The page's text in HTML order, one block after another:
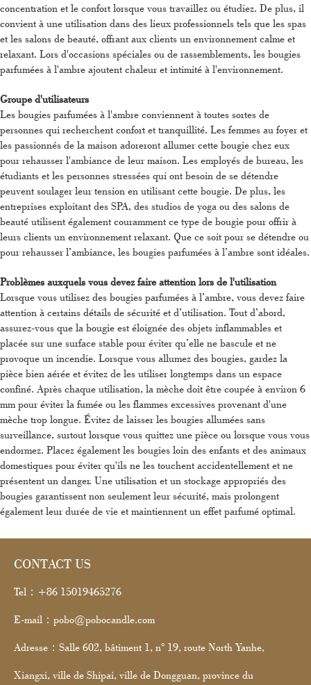
concentration et le confort lorsque vous travaillez ou étudiez. De plus, il
convient à une utilisation dans des lieux professionnels tels que les spas
et les salons de beauté, offrant aux clients un environnement calme et
relaxant. Lors d'occasions spéciales ou de rassemblements, les bougies
parfumées à l'ambre ajoutent chaleur et intimité à l'environnement.
Groupe d'utilisateurs
Les bougies parfumées à l'ambre conviennent à toutes sortes de
personnes qui recherchent confort et tranquillité. Les femmes au foyer et
les passionnés de la maison adoreront allumer cette bougie chez eux
pour rehausser l'ambiance de leur maison. Les employés de bureau, les
étudiants et les personnes stressées qui ont besoin de se détendre
peuvent soulager leur tension en utilisant cette bougie. De plus, les
entreprises exploitant des SPA, des studios de yoga ou des salons de
beauté utilisent également couramment ce type de bougie pour offrir à
leurs clients un environnement relaxant. Que ce soit pour se détendre ou
pour rehausser l’ambiance, les bougies parfumées à l’ambre sont idéales.
Problèmes auxquels vous devez faire attention lors de l'utilisation
Lorsque vous utilisez des bougies parfumées à l’ambre, vous devez faire
attention à certains détails de sécurité et d’utilisation. Tout d’abord,
assurez-vous que la bougie est éloignée des objets inflammables et
placée sur une surface stable pour éviter qu’elle ne bascule et ne
provoque un incendie. Lorsque vous allumez des bougies, gardez la
pièce bien aérée et évitez de les utiliser longtemps dans un espace
confiné. Après chaque utilisation, la mèche doit être coupée à environ 6
mm pour éviter la fumée ou les flammes excessives provenant d'une
mèche trop longue. Évitez de laisser les bougies allumées sans
surveillance, surtout lorsque vous quittez une pièce ou lorsque vous vous
endormez. Placez également les bougies loin des enfants et des animaux
domestiques pour éviter qu'ils ne les touchent accidentellement et ne
présentent un danger. Une utilisation et un stockage appropriés des
bougies garantissent non seulement leur sécurité, mais prolongent
également leur durée de vie et maintiennent un effet parfumé optimal.
CONTACT US
Tel：+86 15019465276
E-mail：pobo@pobocandle.com
Adresse：Salle 602, bâtiment 1, n° 19, route North Yanhe,
Xiangxi, ville de Shipai, ville de Dongguan, province du